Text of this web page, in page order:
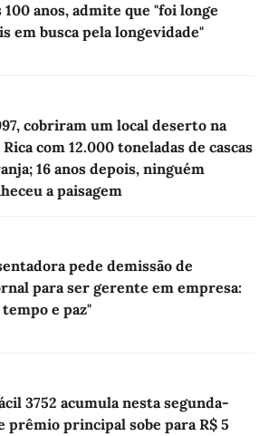
100 anos, admite que "foi longe
em busca pela longevidade"
cobriram um local deserto na
com 12.000 toneladas de cascas
16 anos depois, ninguém
a paisagem
pede demissão de
para ser gerente em empresa:
e paz"
3752 acumula nesta segunda-
prêmio principal sobe para R$ 5